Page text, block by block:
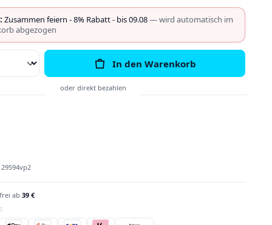
Zusammen feiern - 8% Rabatt - bis 09.08— wird automatisch im
abgezogen
Gib den gewünschten Wert
In den Warenkorb
29594vp2
ab 39 €